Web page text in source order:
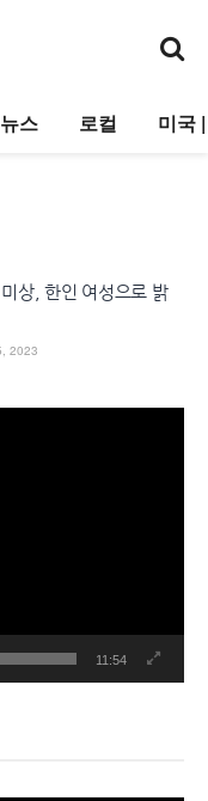
스 로컬 미국
상, 한인 여성으로 밝
2023
11:54